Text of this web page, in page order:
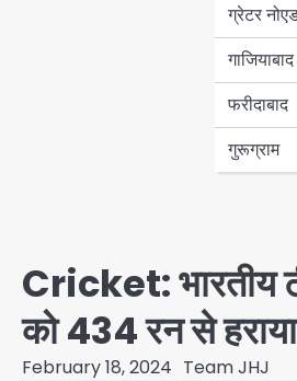
ग्रेटर
गाजियाबाद
फरीदाबाद
गुरूग्राम
Cricket: भारतीय
को 434 रन से हराया
February 18, 2024 Team JHJ